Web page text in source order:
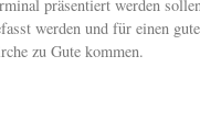
präsentiert werden
werden und für einen
zu Gute kommen.